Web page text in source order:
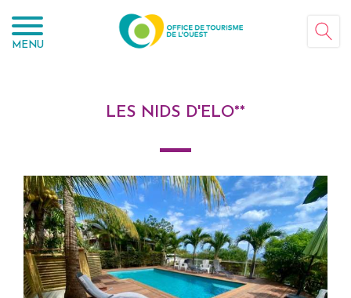
MENU
LES NIDS D'ELO**